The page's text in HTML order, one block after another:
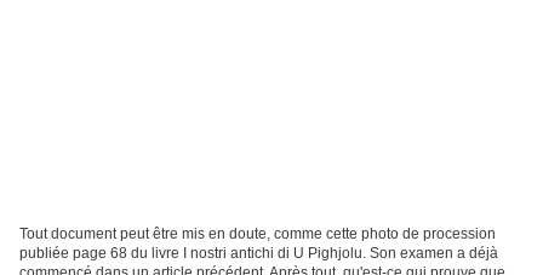
Tout document peut être mis en doute, comme cette photo de procession
publiée page 68 du livre I nostri antichi di U Pighjolu. Son examen a déjà